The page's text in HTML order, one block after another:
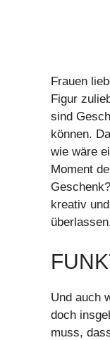
Frauen
Figur
sind
können.
wie wäre
Moment
kreativ
Und auch
doch
muss,